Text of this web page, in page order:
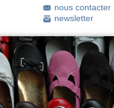
nous contacter
newsletter